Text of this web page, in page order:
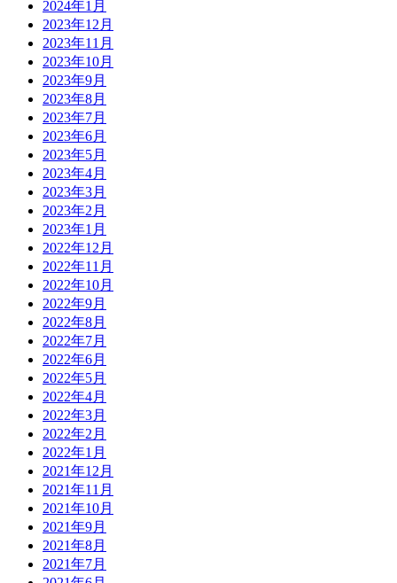
2024年1月
2023年12月
2023年11月
2023年10月
2023年9月
2023年8月
2023年7月
2023年6月
2023年5月
2023年4月
2023年3月
2023年2月
2023年1月
2022年12月
2022年11月
2022年10月
2022年9月
2022年8月
2022年7月
2022年6月
2022年5月
2022年4月
2022年3月
2022年2月
2022年1月
2021年12月
2021年11月
2021年10月
2021年9月
2021年8月
2021年7月